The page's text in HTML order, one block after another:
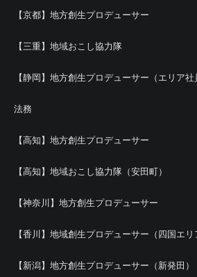
【京都】地方創生プロデューサー
【三重】地域おこし協力隊
【静岡】地方創生プロデューサー（エリア社
法務
【高知】地方創生プロデューサー
【高知】地域おこし協力隊（安田町）
【神奈川】地方創生プロデューサー
【香川】地域創生プロデューサー（四国エリ
【新潟】地方創生プロデューサー（新発田）